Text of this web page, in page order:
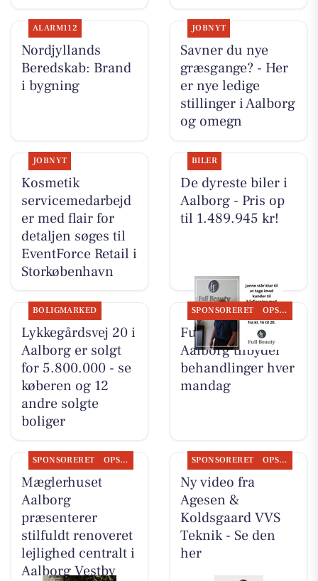
ALARM112
Nordjyllands
Beredskab: Brand
i bygning
JOBNYT
Savner du nye
græsgange? - Her
er nye ledige
stillinger i Aalborg
og omegn
JOBNYT
Kosmetik
servicemedarbejd
er med flair for
detaljen søges til
EventForce Retail i
Storkøbenhavn
BILER
De dyreste biler i
Aalborg - Pris op
til 1.489.945 kr!
BOLIGMARKED
Lykkegårdsvej 20 i
Aalborg er solgt
for 5.800.000 - se
køberen og 12
andre solgte
boliger
SPONSORERET OPSLAGSTAVLEN
Full Beauty
Aalborg tilbyder
behandlinger hver
mandag
SPONSORERET OPSLAGSTAVLEN
Mæglerhuset
Aalborg
præsenterer
stilfuldt renoveret
lejlighed centralt i
Aalborg Vestby
SPONSORERET OPSLAGSTAVLEN
Ny video fra
Agesen &
Koldsgaard VVS
Teknik - Se den
her